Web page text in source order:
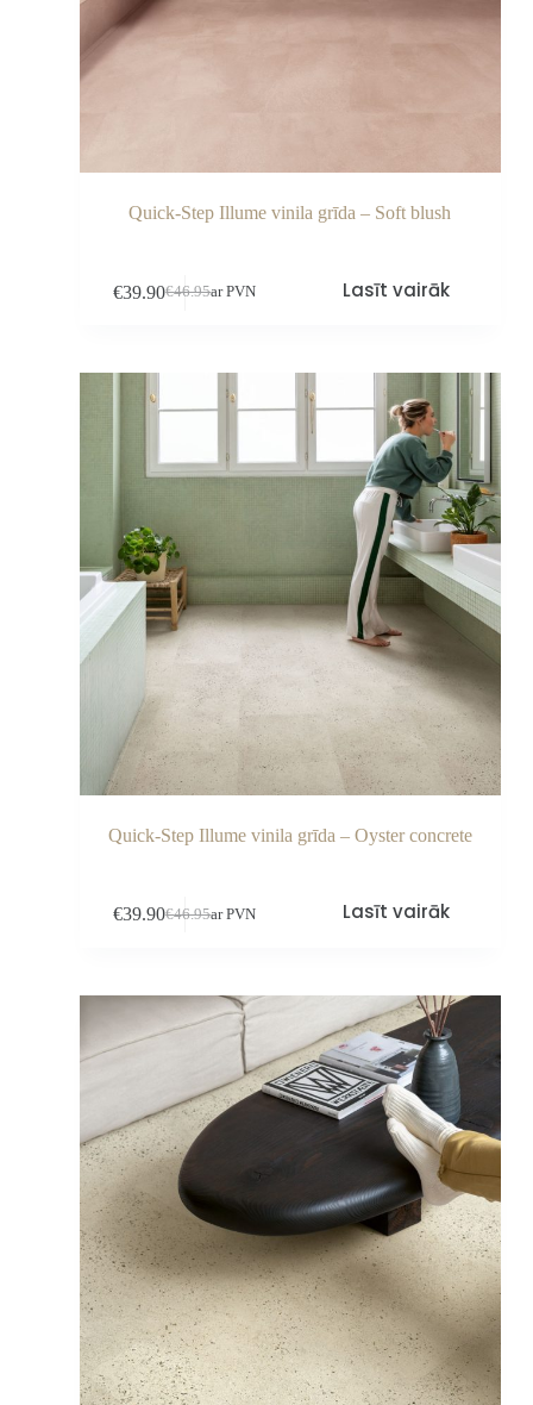
Quick-Step Illume vinila grīda – Soft blush
€46.95
€39.90 ar PVN Lasīt vairāk
Quick-Step Illume vinila grīda – Oyster concrete
€46.95
€39.90 ar PVN Lasīt vairāk